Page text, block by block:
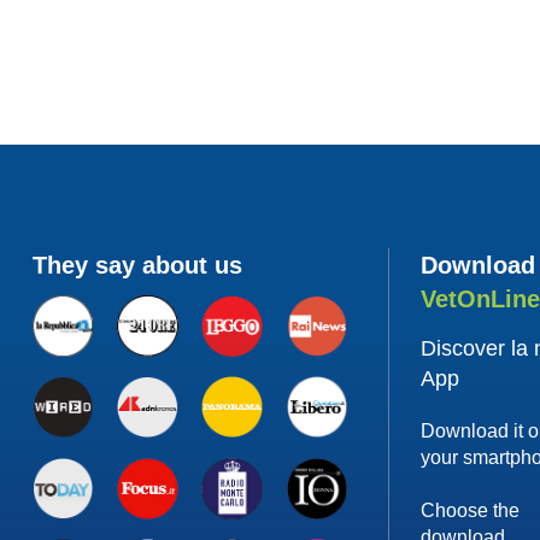
They say about us
Discover la
App
Download it
your
Choose the